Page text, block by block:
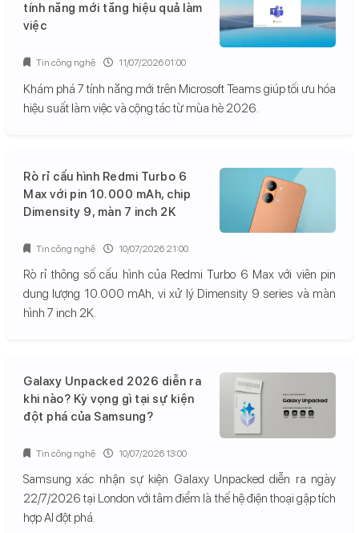
tính năng mới tăng hiệu quả làm
việc
Khám phá 7 tính năng mới trên Microsoft Teams giúp tối ưu hóa
hiệu suất làm việc và cộng tác từ mùa hè 2026.
Tin công nghệ 11/07/2026 01:00
Rò rỉ cấu hình Redmi Turbo 6
Max với pin 10.000 mAh, chip
Dimensity 9, màn 7 inch 2K
Rò rỉ thông số cấu hình của Redmi Turbo 6 Max với viên pin
dung lượng 10.000 mAh, vi xử lý Dimensity 9 series và màn
hình 7 inch 2K.
Tin công nghệ 10/07/2026 21:00
Galaxy Unpacked 2026 diễn ra
khi nào? Kỳ vọng gì tại sự kiện
đột phá của Samsung?
Samsung xác nhận sự kiện Galaxy Unpacked diễn ra ngày
22/7/2026 tại London với tâm điểm là thế hệ điện thoại gập tích
hợp AI đột phá.
Tin công nghệ 10/07/2026 13:00